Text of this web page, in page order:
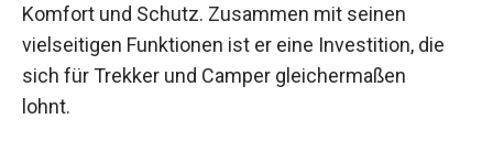
Komfort und Schutz. Zusammen mit seinen
vielseitigen Funktionen ist er eine Investition, die
sich für Trekker und Camper gleichermaßen
lohnt.